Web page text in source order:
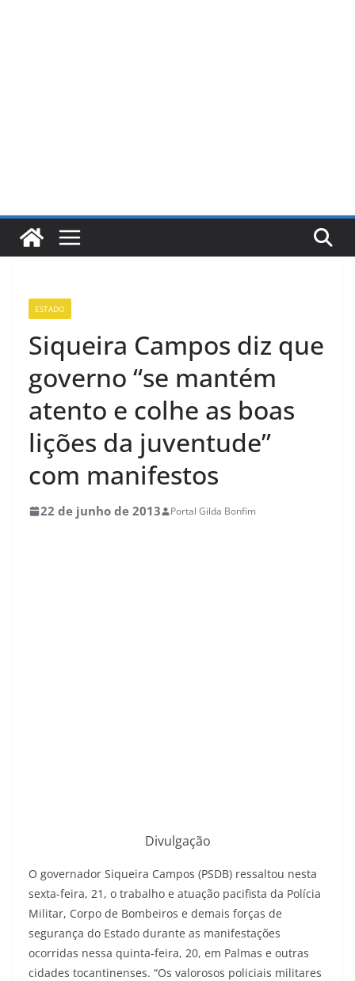
ESTADO
Siqueira Campos diz que
governo “se mantém
atento e colhe as boas
lições da juventude”
com manifestos
22 de junho de 2013 Portal Gilda Bonfim
Divulgação
O governador Siqueira Campos (PSDB) ressaltou nesta
sexta-feira, 21, o trabalho e atuação pacifista da Polícia
Militar, Corpo de Bombeiros e demais forças de
segurança do Estado durante as manifestações
ocorridas nessa quinta-feira, 20, em Palmas e outras
cidades tocantinenses. “Os valorosos policiais militares